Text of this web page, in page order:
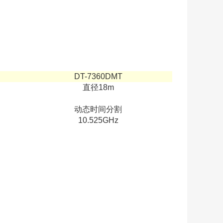
DT-7360DMT
直径18m
动态时间分割
10.525GHz